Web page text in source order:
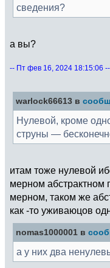
сведения?
а вы?
-- Пт фев 16, 2024 18:15:06 --
warlock66613 в
Нулевой, кроме
струны —
итам тоже нулевой
мерном абстрактном
мерном, таком же
как -то уживаюцов
nomas1000001 в
а у них два